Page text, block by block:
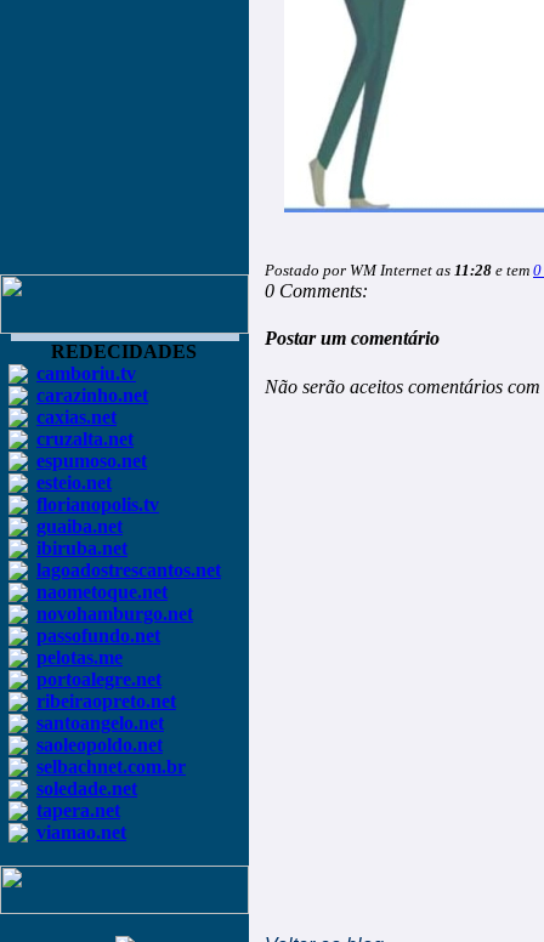
REDECIDADES
camboriu.tv
carazinho.net
caxias.net
cruzalta.net
espumoso.net
esteio.net
florianopolis.tv
guaiba.net
ibiruba.net
lagoadostrescantos.net
naometoque.net
novohamburgo.net
passofundo.net
pelotas.me
portoalegre.net
ribeiraopreto.net
santoangelo.net
saoleopoldo.net
selbachnet.com.br
soledade.net
tapera.net
viamao.net
Postado por WM Internet as 11:28 e tem 0
0 Comments:
Postar um comentário
Não serão aceitos comentários